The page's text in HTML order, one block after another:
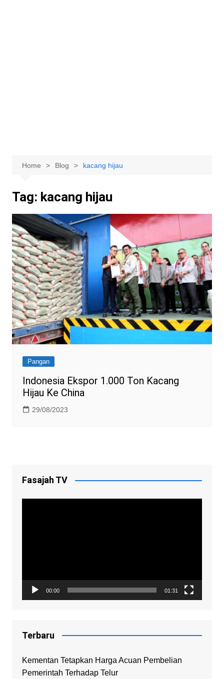
Home Blog kacang hijau
Tag: kacang hijau
Pangan
Indonesia Ekspor 1.000 Ton Kacang
Hijau Ke China
29/08/2023
Fasajah TV
00:00 01:31
Terbaru
Kementan Tetapkan Harga Acuan Pembelian
Pemerintah Terhadap Telur